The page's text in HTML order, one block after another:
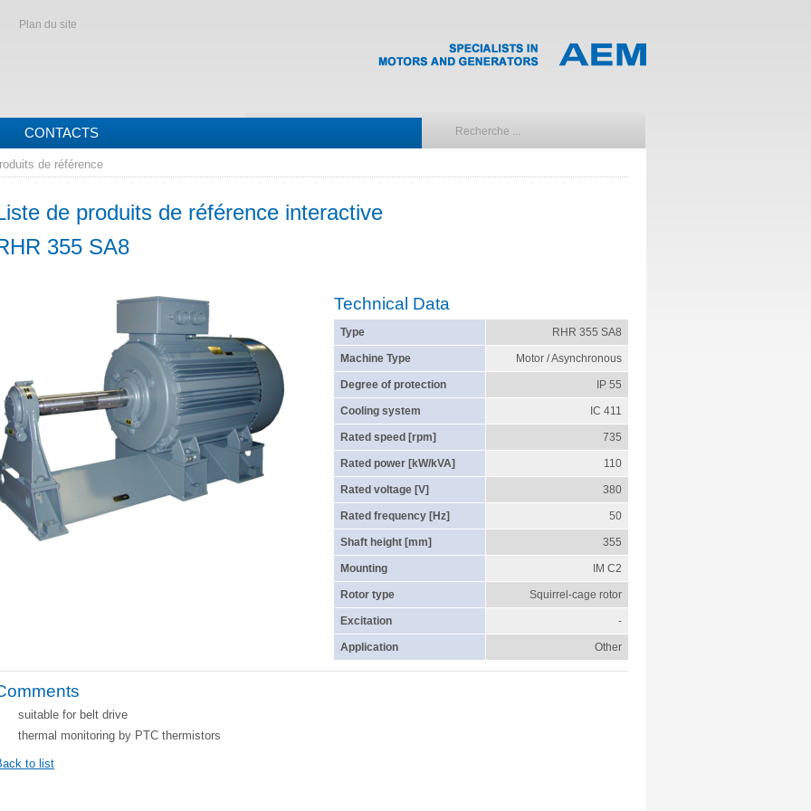
Plan du site
CONTACTS
de référence
de produits de référence interactive
355 SA8
Technical Data
Type RHR 355 SA8
Machine Type Motor / Asynchronous
Degree of protection IP 55
Cooling system IC 411
Rated speed [rpm] 735
Rated power [kW/kVA] 110
Rated voltage [V] 380
Rated frequency [Hz] 50
Shaft height [mm] 355
Mounting IM C2
Rotor type Squirrel-cage rotor
Excitation -
Application Other
suitable for belt drive
thermal monitoring by PTC thermistors
to list